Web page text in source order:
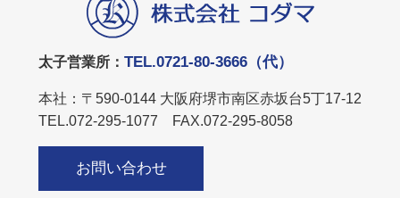
太子営業所： TEL.0721-80-3666（代）
本社：〒590-0144 大阪府堺市南区赤坂台5丁17-12
TEL.072-295-1077 FAX.072-295-8058
お問い合わせ